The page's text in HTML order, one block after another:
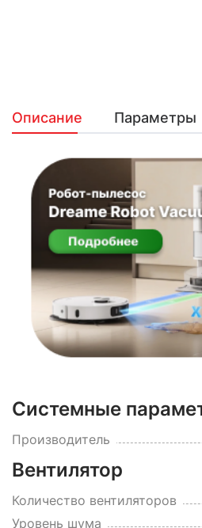
Описание Параметры
Системные
Производитель
Вентилятор
Количество вентиляторов
Уровень шума